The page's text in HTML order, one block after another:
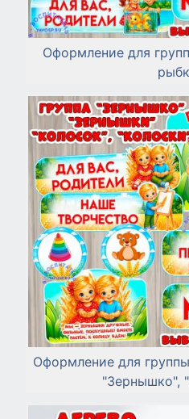
Оформление для
Оформление для
"Зернышко",